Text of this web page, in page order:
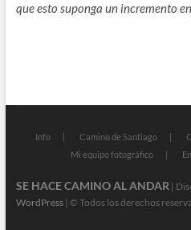
que esto suponga un incremento
Info Camino de Santiago
Mi equipo fotográfico
SE HACE CAMINO AL ANDAR|
WordPress| © Todos los derechos